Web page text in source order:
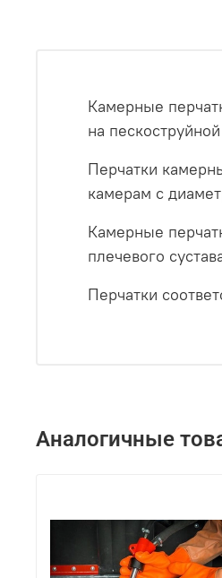
Камерные
на
Перчатки
камерам с
Камерные
плечевого
Перчатки
Аналогичные